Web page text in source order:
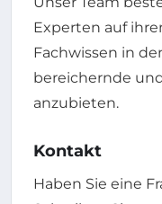
Experten auf
Fachwissen in
bereichernde
anzubieten.
Kontakt
Haben Sie eine